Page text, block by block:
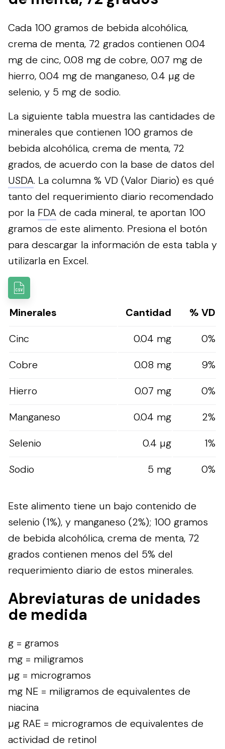
Cada 100 gramos de bebida alcohólica,
crema de menta, 72 grados contienen 0.04
mg de cinc, 0.08 mg de cobre, 0.07 mg de
hierro, 0.04 mg de manganeso, 0.4 µg de
selenio, y 5 mg de sodio.
La siguiente tabla muestra las cantidades de
minerales que contienen 100 gramos de
bebida alcohólica, crema de menta, 72
grados, de acuerdo con la base de datos del
USDA. La columna % VD (Valor Diario) es qué
tanto del requerimiento diario recomendado
por la FDA de cada mineral, te aportan 100
gramos de este alimento. Presiona el botón
para descargar la información de esta tabla y
utilizarla en Excel.
Minerales Cantidad
% VD
Cinc
0.04 mg
0%
Cobre
0.08 mg
9%
Hierro
0.07 mg
0%
Manganeso
0.04 mg
2%
Selenio
0.4 µg
1%
Sodio
5 mg 0%
Este alimento tiene un bajo contenido de
selenio (1%), y manganeso (2%); 100 gramos
de bebida alcohólica, crema de menta, 72
grados contienen menos del 5% del
requerimiento diario de estos minerales.
Abreviaturas de unidades
de medida
g = gramos
mg = miligramos
µg = microgramos
mg NE = miligramos de equivalentes de
niacina
µg RAE = microgramos de equivalentes de
actividad de retinol